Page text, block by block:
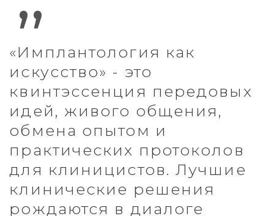
рождаются в диалоге
профессионалов. Для нас
были не только
современными, но и
применимыми в
ежедневной клинической
практике. Высокий уровень
контента конференции - это
то, чему мы уделяем
огромное внимание.
Мы будем рады видеть вас
в числе гостей нашей
следующей конференции!